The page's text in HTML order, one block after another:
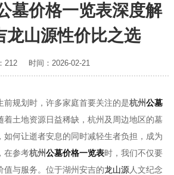
墓价格一览表深度解
龙山源性价比之选
212 时间：2026-02-21
前规划时，许多家庭首要关注的是杭州公墓
着土地资源日益稀缺，杭州及周边地区的墓
如何让逝者安息的同时减轻生者负担，成为
在参考杭州公墓价格一览表时，我们不仅要
值与服务。位于湖州安吉的龙山源人文纪念